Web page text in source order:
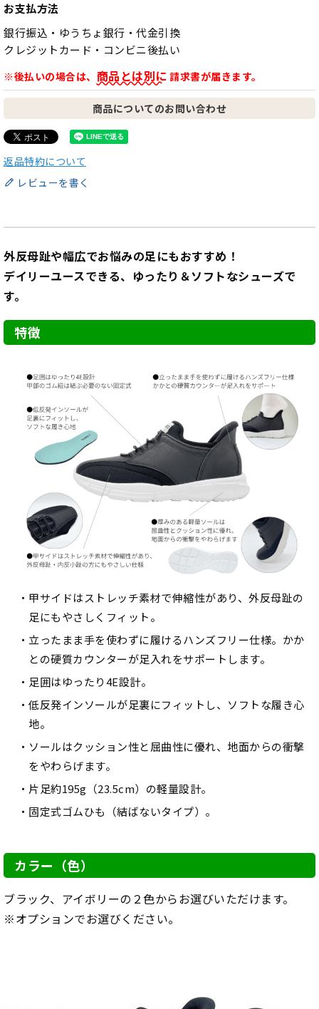
お支払方法
銀行振込・ゆうちょ銀行・代金引換
クレジットカード・コンビニ後払い
※後払いの場合は、 商品とは別に 請求書が届きます。
商品についてのお問い合わせ
返品特約について
レビューを書く
外反母趾や幅広でお悩みの足にもおすすめ！
デイリーユースできる、ゆったり＆ソフトなシューズで
す。
特徴
甲サイドはストレッチ素材で伸縮性があり、外反母趾の
足にもやさしくフィット。
立ったまま手を使わずに履けるハンズフリー仕様。かか
との硬質カウンターが足入れをサポートします。
足囲はゆったり4E設計。
低反発インソールが足裏にフィットし、ソフトな履き心
地。
ソールはクッション性と屈曲性に優れ、地面からの衝撃
をやわらげます。
片足約195g（23.5cm）の軽量設計。
固定式ゴムひも（結ばないタイプ）。
カラー（色）
ブラック、アイボリーの２色からお選びいただけます。
※オプションでお選びください。